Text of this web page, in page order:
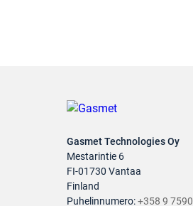
Gasmet Technologies Oy
Mestarintie 6
FI-01730 Vantaa
Finland
Puhelinnumero:+358 9 7590